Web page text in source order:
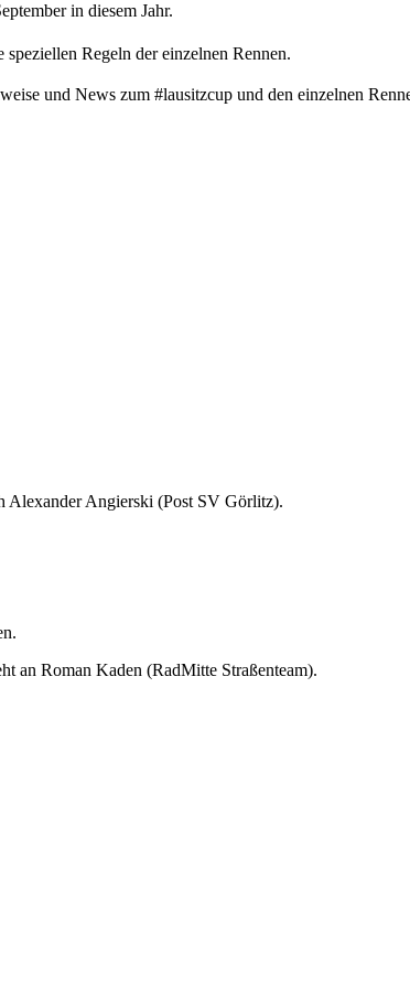
in diesem Jahr.
Regeln der einzelnen Rennen.
und News zum #lausitzcup und den einzelnen
Angierski (Post SV Görlitz).
an Roman Kaden (RadMitte Straßenteam).